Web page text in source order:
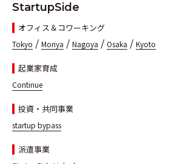
StartupSide
オフィス＆コワーキング
Tokyo / Moriya / Nagoya / Osaka / Kyoto
起業家育成
Continue
投資・共同事業
startup bypass
派遣事業